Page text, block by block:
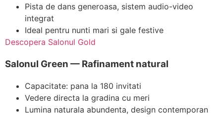
Pista de dans generoasa, sistem audio-video
integrat
Ideal pentru nunti mari si gale festive
Descopera Salonul Gold
Salonul Green — Rafinament natural
Capacitate: pana la 180 invitati
Vedere directa la gradina cu meri
Lumina naturala abundenta, design contemporan